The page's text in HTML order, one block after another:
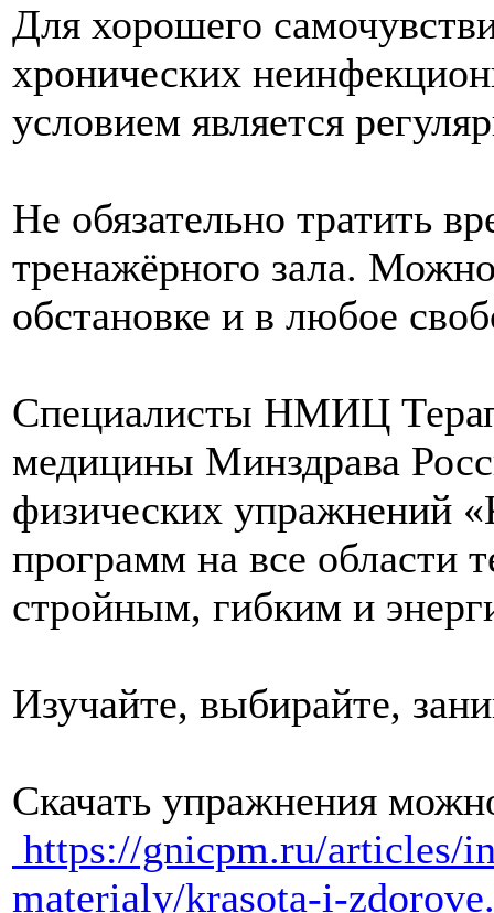
Для хорошего
хронических
условием является
Не обязательно тратить
тренажёрного зала.
обстановке и в любое
Специалисты НМИЦ
медицины Минздрава
физических упражнений
программ на все области
стройным, гибким и
Изучайте, выбирайте,
Скачать упражнения
https://gnicpm.ru/articles/
materialy/krasota-i-